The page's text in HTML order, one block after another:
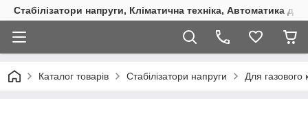
Стабілізатори напруги, Кліматична техніка, Автоматика
Каталог товарів Стабілізатори напруги Для газового